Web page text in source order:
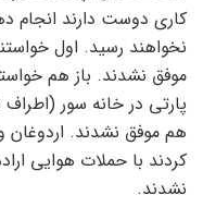
کاری دوست دارند انجام
موفق نشدند. باز هم
پارتی در خانه سور (اطراف
هم موفق نشدند.
کردند با حملات هوایی
نشدند.